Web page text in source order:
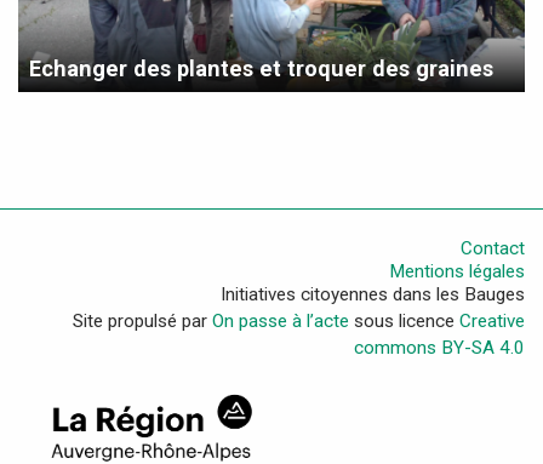
Echanger des plantes et troquer des graines
Contact
Mentions légales
Initiatives citoyennes dans les Bauges
Site propulsé par On passe à l’acte sous licence Creative
commons BY-SA 4.0